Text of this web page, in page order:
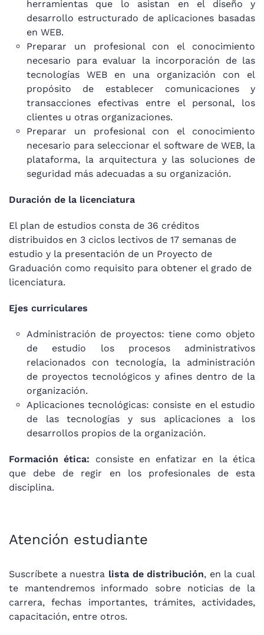
herramientas que lo asistan en el diseño y
desarrollo estructurado de aplicaciones basadas
en WEB.
Preparar un profesional con el conocimiento
necesario para evaluar la incorporación de las
tecnologías WEB en una organización con el
propósito de establecer comunicaciones y
transacciones efectivas entre el personal, los
clientes u otras organizaciones.
Preparar un profesional con el conocimiento
necesario para seleccionar el software de WEB, la
plataforma, la arquitectura y las soluciones de
seguridad más adecuadas a su organización.
Duración de la licenciatura
El plan de estudios consta de 36 créditos
distribuidos en 3 ciclos lectivos de 17 semanas de
estudio y la presentación de un Proyecto de
Graduación como requisito para obtener el grado de
licenciatura.
Ejes curriculares
Administración de proyectos: tiene como objeto
de estudio los procesos administrativos
relacionados con tecnología, la administración
de proyectos tecnológicos y afines dentro de la
organización.
Aplicaciones tecnológicas: consiste en el estudio
de las tecnologías y sus aplicaciones a los
desarrollos propios de la organización.
Formación ética: consiste en enfatizar en la ética
que debe de regir en los profesionales de esta
disciplina.
Atención estudiante
Suscríbete a nuestra lista de distribución, en la cual
te mantendremos informado sobre noticias de la
carrera, fechas importantes, trámites, actividades,
capacitación, entre otros.